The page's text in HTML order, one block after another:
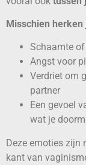
Misschien herken
Schaamte of
Angst voor
Verdriet om
partner
Een gevoel
wat je
Deze emoties zijn
kant van